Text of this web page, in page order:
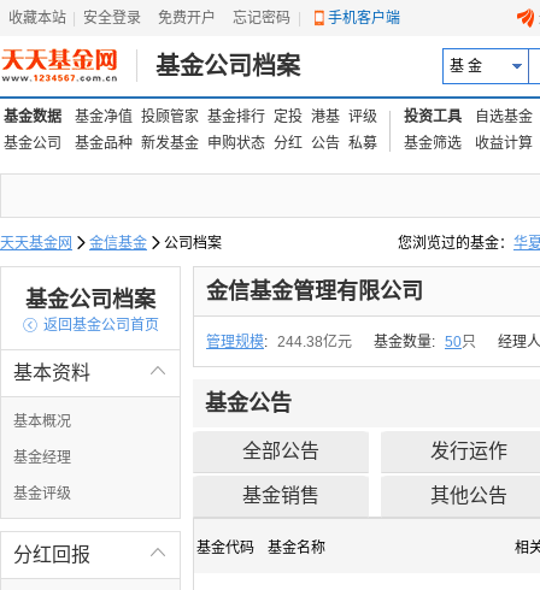
收藏本站 安全登录 免费开户 忘记密码 手机客户端
基金公司档案 基 金
基金数据 基金净值 投顾管家 基金排行 定投 港基 评级
基金公司
基金品种 新发基金 申购状态 分红 公告 私募
投资工具
自选基金
基金筛选
收益计算
天天基金网  金信基金  公司档案 您浏览过的基金： 华
易方达上证中盘ETF联
基金公司档案
 返回基金公司首页

基本资料
基本概况
基金经理
基金评级

分红回报
金信基金管理有限公司
管理规模: 244.38亿元 基金数量: 50只 经理
基金公告
全部公告 发行运作
基金销售 其他公告
基金代码 基金名称 相